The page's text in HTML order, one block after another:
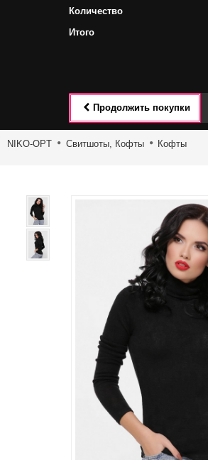
Количество
Итого
Продолжить покупки
NIKO-OPT Свитшоты, Кофты Кофты